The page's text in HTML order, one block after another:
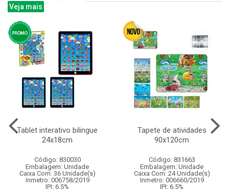
Veja mais
Tablet interativo bilingue
24x18cm
Código: 830030
Embalagem: Unidade
Caixa Com: 36 Unidade(s)
Inmetro: 006758/2019
IPI: 6.5%
Tapete de atividades
90x120cm
Código: 831663
Embalagem: Unidade
Caixa Com: 24 Unidade(s)
Inmetro: 006660/2019
IPI: 6.5%